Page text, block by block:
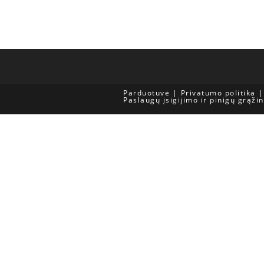
Parduotuvė Privatumo politika
Paslaugų įsigijimo ir pinigų